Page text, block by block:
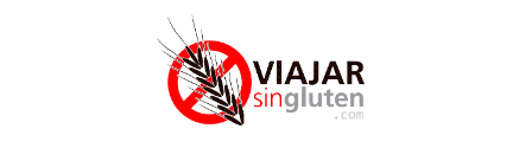
authorized to show the cookie declaration for domain group
ID 546ddaab-b478-4440-aa8a-3b0205284212. Please add it to
the domain group in the Cookiebot Manager to authorize